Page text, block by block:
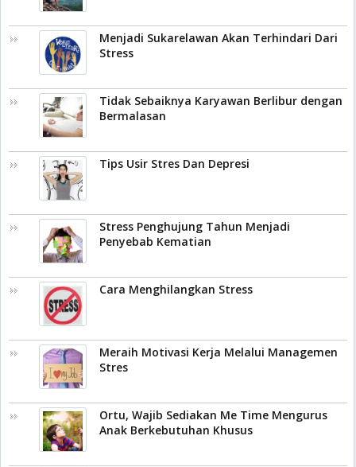
Menjadi Sukarelawan Akan Terhindari Dari
Stress
Tidak Sebaiknya Karyawan Berlibur dengan
Bermalasan
Tips Usir Stres Dan Depresi
Stress Penghujung Tahun Menjadi
Penyebab Kematian
Cara Menghilangkan Stress
Meraih Motivasi Kerja Melalui Managemen
Stres
Ortu, Wajib Sediakan Me Time Mengurus
Anak Berkebutuhan Khusus